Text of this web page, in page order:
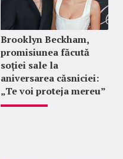
Brooklyn Beckham,
promisiunea făcută
soției sale la
aniversarea căsniciei:
„Te voi proteja mereu”